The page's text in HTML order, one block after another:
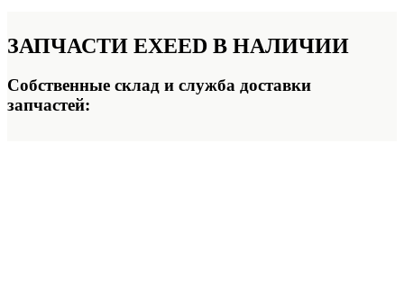
ЗАПЧАСТИ EXEED В НАЛИЧИИ
Собственные склад и служба доставки
запчастей: